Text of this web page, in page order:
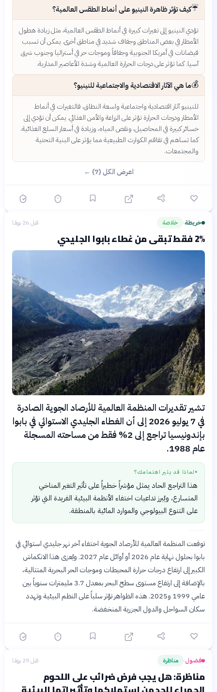
☔كيف تؤثر ظاهرة النينيو على أنماط الطقس العالمية؟
تؤدي النينيو إلى تغيرات كبيرة في أنماط الطقس العالمية، مثل زيادة هطول
الأمطار في بعض المناطق وجفاف شديد في مناطق أخرى. يمكن أن تسبب
فيضانات في أمريكا الجنوبية وجفافاً وموجات حر في أستراليا وجنوب شرق
آسيا. كما تؤثر على درجات الحرارة العالمية وشدة الأعاصير المدارية.
💰ما هي الآثار الاقتصادية والاجتماعية للنينيو؟
للنينيو آثار اقتصادية واجتماعية واسعة النطاق، فالتغيرات في أنماط
الأمطار ودرجات الحرارة تؤثر على الزراعة والأمن الغذائي. يمكن أن تؤدي إلى
خسائر كبيرة في المحاصيل، ونقص المياه، وزيادة في أسعار السلع الغذائية.
كما تساهم في تفاقم الكوارث الطبيعية مما يؤثر على البنية التحتية
والمجتمعات.
اعرض الكل (7) ←
خريطة› خلاصة قبل 26 يومًا
2% فقط تبقى من غطاء بابوا الجليدي
تشير تقديرات المنظمة العالمية للأرصاد الجوية الصادرة
في 7 يوليو 2026 إلى أن الغطاء الجليدي الاستوائي في بابوا
بإندونيسيا تراجع إلى 2% فقط من مساحته المسجلة
عام 1988.
● لماذا قد يثير اهتمامك؟
هذا التراجع الحاد يمثل مؤشراً خطيراً على تأثير التغير المناخي
المتسارع، ويُبرز تداعيات اختفاء الأنظمة البيئية الفريدة التي تؤثر
على التنوع البيولوجي والموارد المائية بالمنطقة.
توقعت المنظمة العالمية للأرصاد الجوية اختفاء آخر نهر جليدي استوائي في
بابوا بحلول نهاية عام 2026 أو أوائل عام 2027. ويُعزى هذا الانكماش
الكبير إلى ارتفاع درجات حرارة المحيطات وموجات الحر البحرية المتتالية،
بالإضافة إلى ارتفاع مستوى سطح البحر بمعدل 3.7 مليمترات سنوياً بين
عامي 1999 و2025. هذه الظواهر تؤثر سلباً على النظم البيئية وتهدد
سكان السواحل والدول الجزرية المنخفضة.
فضول› مناظرة قبل 29 يومًا
مناظرة: هل يجب فرض ضرائب على اللحوم